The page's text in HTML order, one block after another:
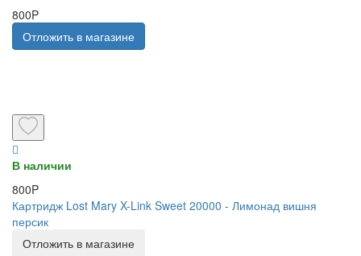
800P
Отложить в магазине
В наличии
800P
Картридж Lost Mary X-Link Sweet 20000 - Лимонад вишня
персик
Отложить в магазине